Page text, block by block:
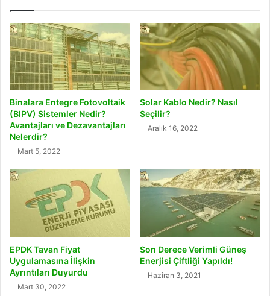
Binalara Entegre Fotovoltaik
(BIPV) Sistemler Nedir?
Avantajları ve Dezavantajları
Nelerdir?
Mart 5, 2022
Solar Kablo Nedir? Nasıl
Seçilir?
Aralık 16, 2022
EPDK Tavan Fiyat
Uygulamasına İlişkin
Ayrıntıları Duyurdu
Mart 30, 2022
Son Derece Verimli Güneş
Enerjisi Çiftliği Yapıldı!
Haziran 3, 2021